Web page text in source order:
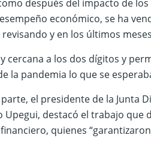
después del impacto de
económico, se ha
y en los últimos
cercana a los dos dígitos y
la pandemia lo que se
el presidente de la Junta
Upegui, destacó el trabajo que
quienes